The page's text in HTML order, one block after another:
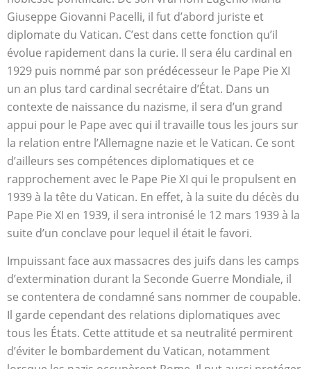
Giuseppe Giovanni Pacelli, il fut d’abord juriste et
diplomate du Vatican. C’est dans cette fonction qu’il
évolue rapidement dans la curie. Il sera élu cardinal en
1929 puis nommé par son prédécesseur le Pape Pie XI
un an plus tard cardinal secrétaire d’État. Dans un
contexte de naissance du nazisme, il sera d’un grand
appui pour le Pape avec qui il travaille tous les jours sur
la relation entre l’Allemagne nazie et le Vatican. Ce sont
d’ailleurs ses compétences diplomatiques et ce
rapprochement avec le Pape Pie XI qui le propulsent en
1939 à la tête du Vatican. En effet, à la suite du décès du
Pape Pie XI en 1939, il sera intronisé le 12 mars 1939 à la
suite d’un conclave pour lequel il était le favori.
Impuissant face aux massacres des juifs dans les camps
d’extermination durant la Seconde Guerre Mondiale, il
se contentera de condamné sans nommer de coupable.
Il garde cependant des relations diplomatiques avec
tous les États. Cette attitude et sa neutralité permirent
d’éviter le bombardement du Vatican, notamment